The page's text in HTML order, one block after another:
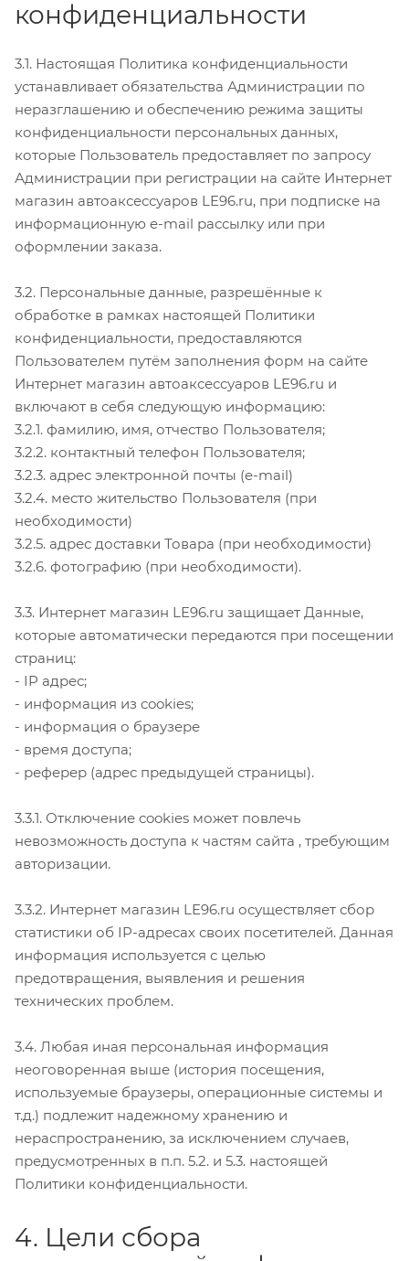
конфиденциальности
3.1. Настоящая Политика конфиденциальности
устанавливает обязательства Администрации по
неразглашению и обеспечению режима защиты
конфиденциальности персональных данных,
которые Пользователь предоставляет по запросу
Администрации при регистрации на сайте Интернет
магазин автоаксессуаров LE96.ru, при подписке на
информационную e-mail рассылку или при
оформлении заказа.
3.2. Персональные данные, разрешённые к
обработке в рамках настоящей Политики
конфиденциальности, предоставляются
Пользователем путём заполнения форм на сайте
Интернет магазин автоаксессуаров LE96.ru и
включают в себя следующую информацию:
3.2.1. фамилию, имя, отчество Пользователя;
3.2.2. контактный телефон Пользователя;
3.2.3. адрес электронной почты (e-mail)
3.2.4. место жительство Пользователя (при
необходимости)
3.2.5. адрес доставки Товара (при необходимости)
3.2.6. фотографию (при необходимости).
3.3. Интернет магазин LE96.ru защищает Данные,
которые автоматически передаются при посещении
страниц:
- IP адрес;
- информация из cookies;
- информация о браузере
- время доступа;
- реферер (адрес предыдущей страницы).
3.3.1. Отключение cookies может повлечь
невозможность доступа к частям сайта , требующим
авторизации.
3.3.2. Интернет магазин LE96.ru осуществляет сбор
статистики об IP-адресах своих посетителей. Данная
информация используется с целью
предотвращения, выявления и решения
технических проблем.
3.4. Любая иная персональная информация
неоговоренная выше (история посещения,
используемые браузеры, операционные системы и
т.д.) подлежит надежному хранению и
нераспространению, за исключением случаев,
предусмотренных в п.п. 5.2. и 5.3. настоящей
Политики конфиденциальности.
4. Цели сбора